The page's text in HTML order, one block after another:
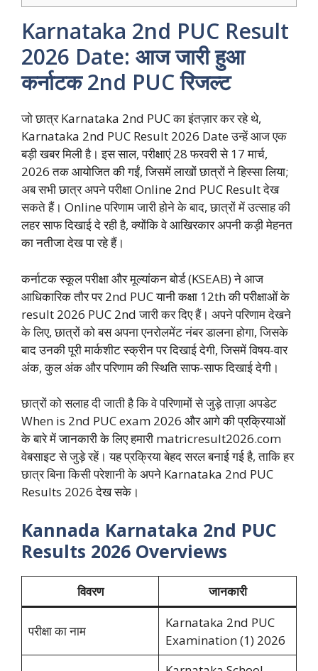
Karnataka 2nd PUC Result
2026 Date: आज जारी हुआ
कर्नाटक 2nd PUC रिजल्ट
जो छात्र Karnataka 2nd PUC का इंतज़ार कर रहे थे,
Karnataka 2nd PUC Result 2026 Date उन्हें आज एक
बड़ी खबर मिली है। इस साल, परीक्षाएं 28 फरवरी से 17 मार्च,
2026 तक आयोजित की गईं, जिसमें लाखों छात्रों ने हिस्सा लिया;
अब सभी छात्र अपने परीक्षा Online 2nd PUC Result देख
सकते हैं। Online परिणाम जारी होने के बाद, छात्रों में उत्साह की
लहर साफ दिखाई दे रही है, क्योंकि वे आखिरकार अपनी कड़ी मेहनत
का नतीजा देख पा रहे हैं।
कर्नाटक स्कूल परीक्षा और मूल्यांकन बोर्ड (KSEAB) ने आज
आधिकारिक तौर पर 2nd PUC यानी कक्षा 12th की परीक्षाओं के
result 2026 PUC 2nd जारी कर दिए हैं। अपने परिणाम देखने
के लिए, छात्रों को बस अपना एनरोलमेंट नंबर डालना होगा, जिसके
बाद उनकी पूरी मार्कशीट स्क्रीन पर दिखाई देगी, जिसमें विषय-वार
अंक, कुल अंक और परिणाम की स्थिति साफ-साफ दिखाई देगी।
छात्रों को सलाह दी जाती है कि वे परिणामों से जुड़े ताज़ा अपडेट
When is 2nd PUC exam 2026 और आगे की प्रक्रियाओं
के बारे में जानकारी के लिए हमारी matricresult2026.com
वेबसाइट से जुड़े रहें। यह प्रक्रिया बेहद सरल बनाई गई है, ताकि हर
छात्र बिना किसी परेशानी के अपने Karnataka 2nd PUC
Results 2026 देख सके।
Kannada Karnataka 2nd PUC
Results 2026 Overviews
विवरण जानकारी
परीक्षा का नाम
Karnataka 2nd PUC
Examination (1) 2026